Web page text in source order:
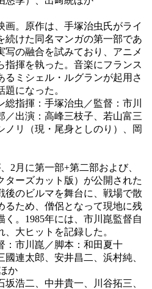
画。原作は、手塚治虫氏がライ
続けた同名マンガの第一部であ
写の融合を試みており、アニメ
指揮を執った。音楽にフランス
るミシェル・ルグランが起用さ
になった。
総指揮：手塚治虫／監督：市川
／出演：高峰三枝子、若山富三
ノリ（現・尾身としのり）、岡
2月に第一部+第二部および、
ターズカット版）が公開された
後のビルマを舞台に、戦場で散
るため、僧侶となって現地に残
く。1985年には、市川崑監督自
大ヒットを記録した。
：市川崑／脚本：和田夏十
國連太郎、安井昌二、浜村純、
か
坂浩二、中井貴一、川谷拓三、